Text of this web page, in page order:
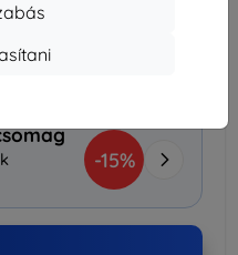
19. augusztus
Ft (Ingyenes 30 000
-15%